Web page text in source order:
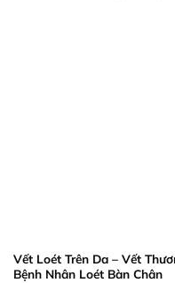
Vết Loét Trên Da – Vết
Bệnh Nhân Loét Bàn Chân